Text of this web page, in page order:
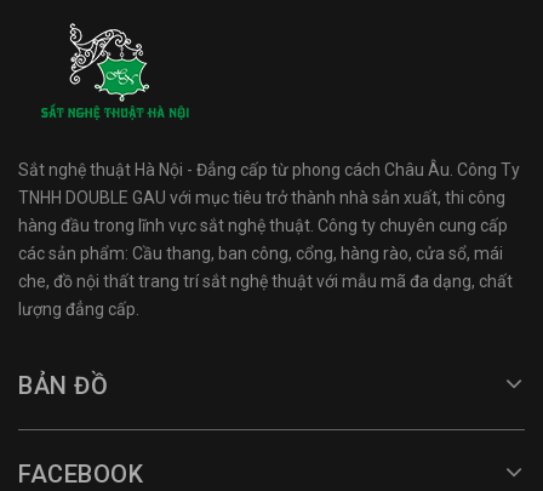
Sắt nghệ thuật Hà Nội - Đẳng cấp từ phong cách Châu Âu. Công Ty
TNHH DOUBLE GAU với mục tiêu trở thành nhà sản xuất, thi công
hàng đầu trong lĩnh vực sắt nghệ thuật. Công ty chuyên cung cấp
các sản phẩm: Cầu thang, ban công, cổng, hàng rào, cửa sổ, mái
che, đồ nội thất trang trí sắt nghệ thuật với mẫu mã đa dạng, chất
lượng đẳng cấp.
BẢN ĐỒ
FACEBOOK